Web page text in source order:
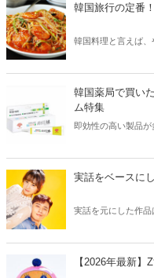
韓国旅行の定番
韓国料理と言えば、
方も必見です。
韓国薬局で買い
ム特集
即効性の高い製品が
う。
実話をベースに
実話を元にした作品
【2026年最新】